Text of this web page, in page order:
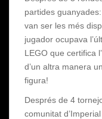
partides guanyades:
van ser les més
jugador ocupava
LEGO que certifica
d’un altra manera
figura!
Després de 4
comunitat